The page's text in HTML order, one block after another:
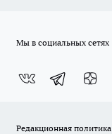
Мы в социальных сетях
Редакционная политика